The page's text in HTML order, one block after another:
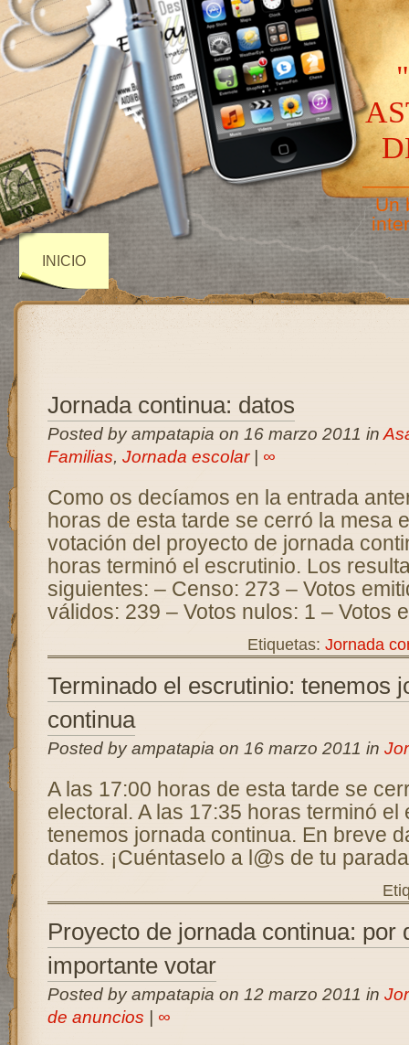
Un
INICIO
Jornada continua: datos
Posted by ampatapia on 16 marzo 2011 in
Familias, Jornada escolar| ∞
Como os decíamos en la entrada
horas de esta tarde se cerró la mesa
votación del proyecto de jornada
horas terminó el escrutinio. Los
siguientes: – Censo: 273 – Votos
válidos: 239 – Votos nulos: 1 – Votos
Etiquetas: Jornada
Terminado el escrutinio: tenemos
continua
Posted by ampatapia on 16 marzo 2011 in
A las 17:00 horas de esta tarde se
electoral. A las 17:35 horas terminó el
tenemos jornada continua. En breve
datos. ¡Cuéntaselo a l@s de tu
Proyecto de jornada continua: por
importante votar
Posted by ampatapia on 12 marzo 2011 in
de anuncios
∞